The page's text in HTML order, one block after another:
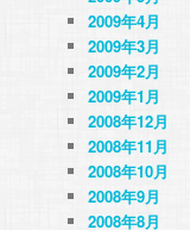
2009年4月
2009年3月
2009年2月
2009年1月
2008年12月
2008年11月
2008年10月
2008年9月
2008年8月